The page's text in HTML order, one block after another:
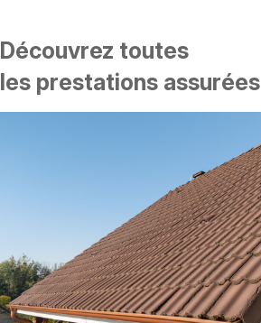
Découvrez toutes
les prestations assurées